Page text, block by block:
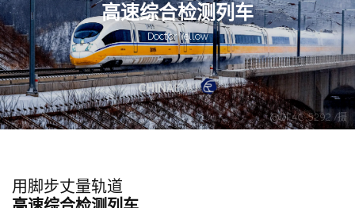
@DF4C-5292 /摄
高速综合检测列车
Doctor Yellow
用脚步丈量轨道